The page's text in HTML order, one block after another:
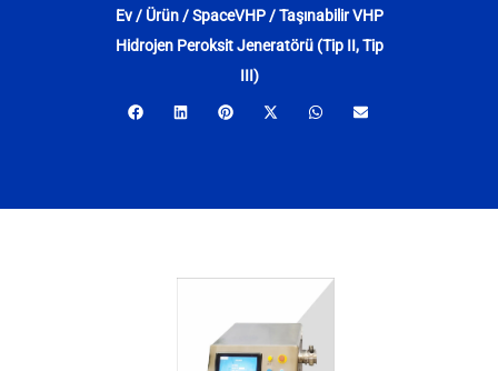
Ev/ Ürün/SpaceVHP/Taşınabilir VHP
Hidrojen Peroksit Jeneratörü (Tip II, Tip
III)